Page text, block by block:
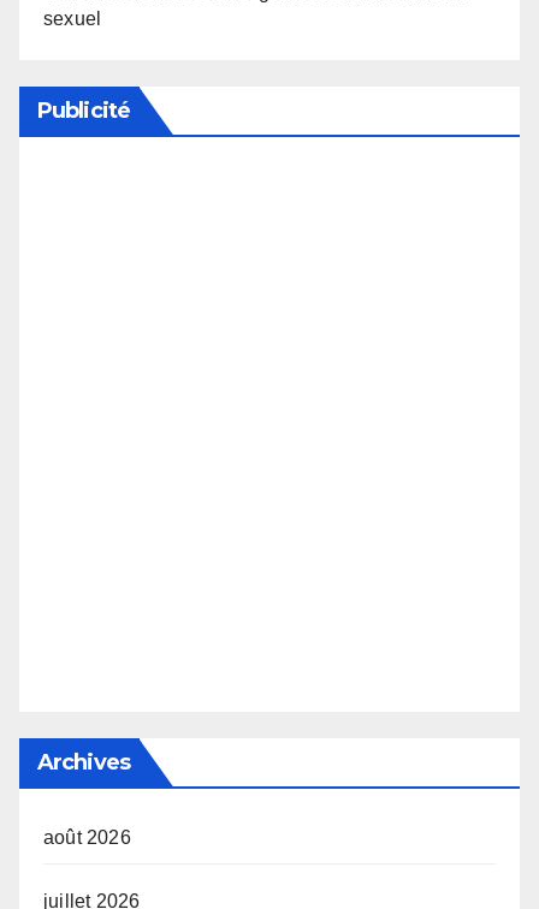
sexuel
Publicité
Archives
août 2026
juillet 2026